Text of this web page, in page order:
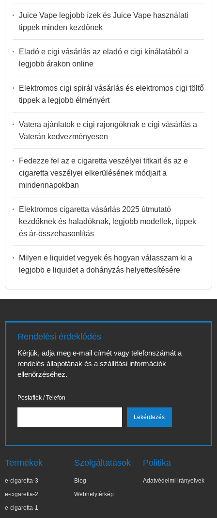
Juice Vape legjobb ízek és Juice Vape használati
tippek minden kezdőnek
Eladó e cigi vásárlás az eladó e cigi kínálatából a
legjobb árakon online
Elektromos cigi spirál vásárlás és elektromos cigi töltő
tippek a legjobb élményért
Vatera ajánlatok e cigi rajongóknak e cigi vásárlás a
Vaterán kedvezményesen
Fedezze fel az e cigaretta veszélyei titkait és az e
cigaretta veszélyei elkerülésének módjait a
mindennapokban
Elektromos cigaretta vásárlás 2025 útmutató
kezdőknek és haladóknak, legjobb modellek, tippek
és ár-összehasonlítás
Milyen e liquidet vegyek és hogyan válasszam ki a
legjobb e liquidet a dohányzás helyettesítésére
Rendelési érdeklődés
Kérjük, adja meg e-mail címét vagy telefonszámát a
rendelés állapotának és a szállítási információk
ellenőrzéséhez.
Postafiók / Telefon
Termékek
e-cigaretta-3
e-cigaretta-2
e-cigaretta-1
Szolgáltatások
Blog
Webhelytérkép
Politika
Adatvédelmi irányelvek